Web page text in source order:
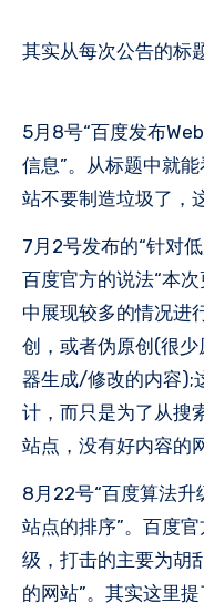
其实从每次公告的标
5月8号“百度发布
信息”。从标题中就
站不要制造垃圾了
7月2号发布的“针对
百度官方的说法“本
中展现较多的情况进
创，或者伪原创(很
器生成/修改的内容);
计，而只是为了从搜
站点，没有好内容
8月22号“百度算法
站点的排序”。百度
级，打击的主要为胡
的网站”。其实这里